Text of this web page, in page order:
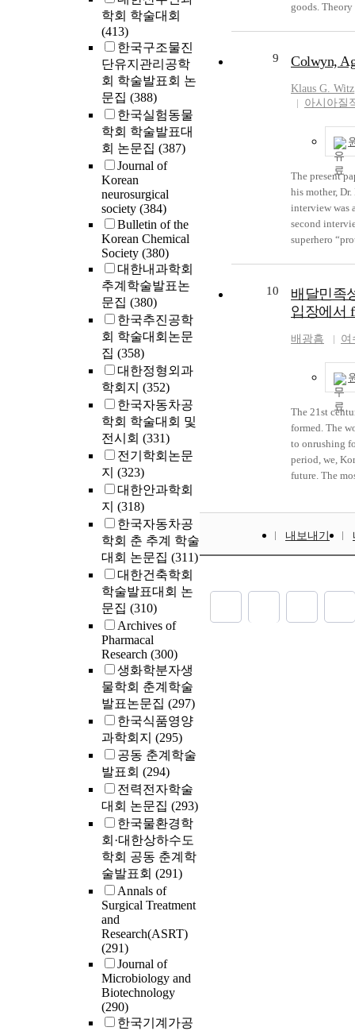
학회 학술대회
(413)
한국구조물진
단유지관리공학
회 학술발표회 논
문집 (388)
한국실험동물
학회 학술발표대
회 논문집 (387)
Journal of
Korean
neurosurgical
society (384)
Bulletin of the
Korean Chemical
Society (380)
대한내과학회
추계학술발표논
문집 (380)
한국추진공학
회 학술대회논문
집 (358)
대한정형외과
학회지 (352)
한국자동차공
학회 학술대회 및
전시회 (331)
전기학회논문
지 (323)
대한안과학회
지 (318)
한국자동차공
학회 춘 추계 학술
대회 논문집 (311)
대한건축학회
학술발표대회 논
문집 (310)
Archives of
Pharmacal
Research (300)
생화학분자생
물학회 춘계학술
발표논문집 (297)
한국식품영양
과학회지 (295)
공동 춘계학술
발표회 (294)
전력전자학술
대회 논문집 (293)
한국물환경학
회·대한상하수도
학회 공동 춘계학
술발표회 (291)
Annals of
Surgical Treatment
and
Research(ASRT)
(291)
Journal of
Microbiology and
Biotechnology
(290)
한국기계가공
goods. Theory of the commons has long been established, and the most famous is the theory of
commons,
explores the
as budgets,
the theory is
9 Colwyn,
Klaus G. Witz
아시아질
The present
his mother,
interview was
second
superhero
of Witz and
involves a
prompted by
constantly
flowing in a
and diverse
undercurrent
state of
These things
itself as
This
10
배달민족
입장에서
배광흠 여
The 21st
formed. The
to onrushing
period, we,
future. The
developed
beings'
내보내기